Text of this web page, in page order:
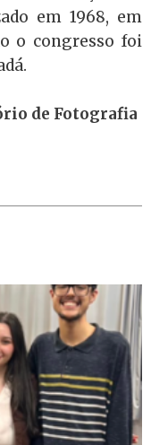
em 1968, em
o congresso foi
de Fotografia